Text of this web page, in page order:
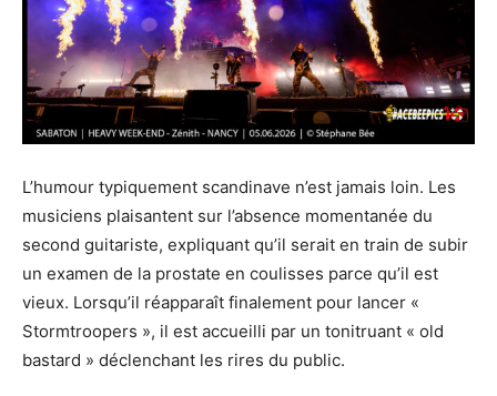
L’humour typiquement scandinave n’est jamais loin. Les
musiciens plaisantent sur l’absence momentanée du
second guitariste, expliquant qu’il serait en train de subir
un examen de la prostate en coulisses parce qu’il est
vieux. Lorsqu’il réapparaît finalement pour lancer «
Stormtroopers », il est accueilli par un tonitruant « old
bastard » déclenchant les rires du public.